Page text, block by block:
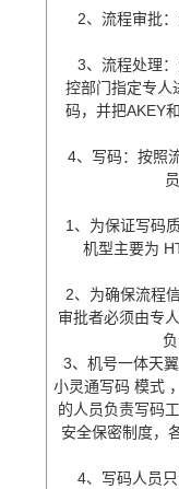
2、流程审批：
3、流程处理：
控部门指定专人
码，并把AKEY
4、写码：按照
1、为保证写码
机型主要为
2、为确保流程
审批者必须由专
3、机号一体天
小灵通写码 模式
的人员负责写码
安全保密制度，
4、写码人员只